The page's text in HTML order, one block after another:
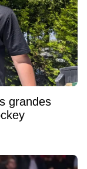
grandes